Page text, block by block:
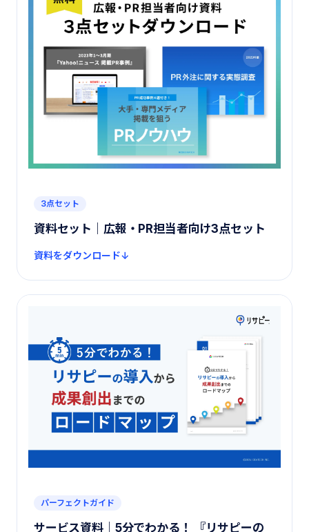
3点セット
資料セット｜広報・PR担当者向け3点セット
資料をダウンロード
パーフェクトガイド
サービス資料｜5分でわかる！ 『リサピーの